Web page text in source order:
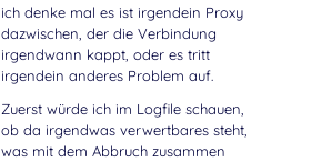
ich denke mal es ist irgendein Proxy
dazwischen, der die Verbindung
irgendwann kappt, oder es tritt
irgendein anderes Problem auf.
Zuerst würde ich im Logfile schauen,
ob da irgendwas verwertbares steht,
was mit dem Abbruch zusammen